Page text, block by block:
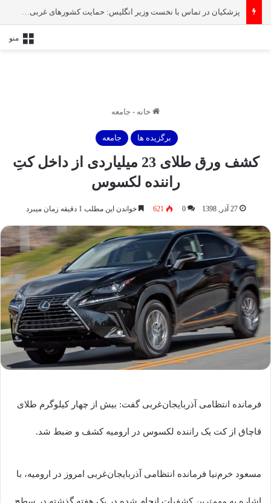
پزشکیان در تماس با نخست‌ وزیر انگلیس: حمایت کشور‌های غربی از رژیم صهیونیستی امنیت منطقه و جهان را به خطر انداخته است
منو
خانه - جامعه
برگزیده ها جامعه
کشف ورق طلای 23 میلیاردی از داخل کتِ
راننده لکسوس
27 آذر, 1398 0
621 خواندن این مطلب 1 دقیقه زمان میبرد
فرمانده انتظامی آذربایجان‌غربی گفت: بیش از چهار کیلوگرم طلای
قاچاق از کت یک راننده لکسوس در ارومیه کشف و ضبط شد.
مسعود خرم‌نیا فرمانده انتظامی آذربایجان‌غربی امروز در ارومیه، با
اشاره به مهم‌ترین کشفیات انجام شده در یک هفته گذشته در سطح